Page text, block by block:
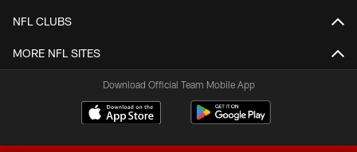
NFL CLUBS
MORE NFL SITES
Download Official Team Mobile App